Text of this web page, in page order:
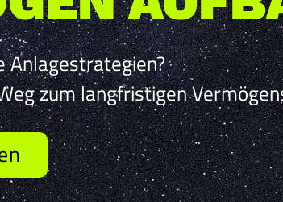
Anlagestrategien?
zum langfristigen